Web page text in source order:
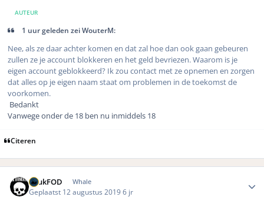
AUTEUR
1 uur geleden zei WouterM:
Nee, als ze daar achter komen en dat zal hoe dan ook gaan gebeuren
zullen ze je account blokkeren en het geld bevriezen. Waarom is je
eigen account geblokkeerd? Ik zou contact met ze opnemen en zorgen
dat alles op je eigen naam staat om problemen in de toekomst de
voorkomen.
Bedankt
Vanwege onder de 18 ben nu inmiddels 18
Citeren
LuukFOD Whale
Geplaatst 12 augustus 20196 jr